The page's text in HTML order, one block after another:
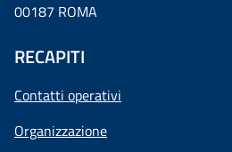
00187 ROMA
RECAPITI
Contatti operativi
Organizzazione